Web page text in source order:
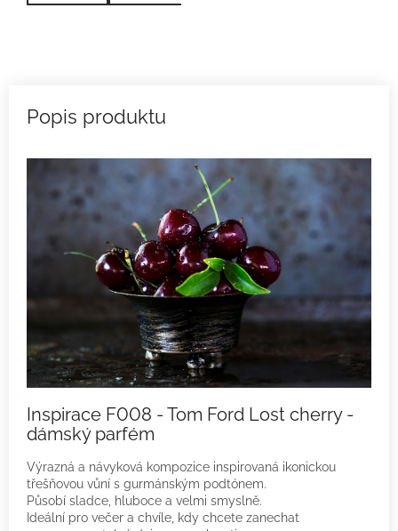
Inspirace F008 - Tom Ford Lost cherry -
dámský parfém
Výrazná a návyková kompozice inspirovaná ikonickou
třešňovou vůní s gurmánským podtónem.
Působí sladce, hluboce a velmi smyslně.
Ideální pro večer a chvíle, kdy chcete zanechat